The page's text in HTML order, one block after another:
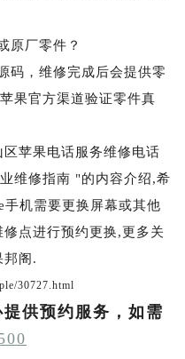
原厂零件？
码，维修完成后会提供零
果官方渠道验证零件真
苹果电话服务维修电话
维修指南 "的内容介绍,希
机需要更换屏幕或其他
点进行预约更换,更多关
邦阁.
30727.html
供预约服务，如需